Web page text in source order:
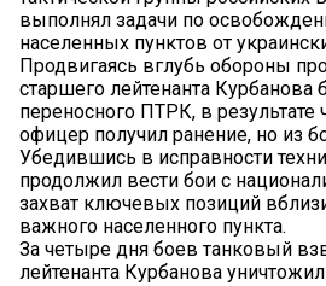
выполнял задачи по
населенных пунктов от
Продвигаясь вглубь обороны
старшего лейтенанта Курбанова
переносного ПТРК, в результате
офицер получил ранение, но из
Убедившись в исправности
продолжил вести бои с
захват ключевых позиций
важного населенного пункта.
За четыре дня боев танковый
лейтенанта Курбанова